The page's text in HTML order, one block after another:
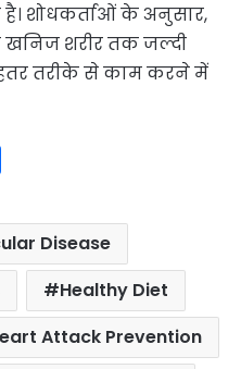
है। शोधकर्ताओं के अनुसार,
शरीर तक जल्दी
तरीके से काम करने में
a
r
Disease
Healthy Diet
Attack Prevention